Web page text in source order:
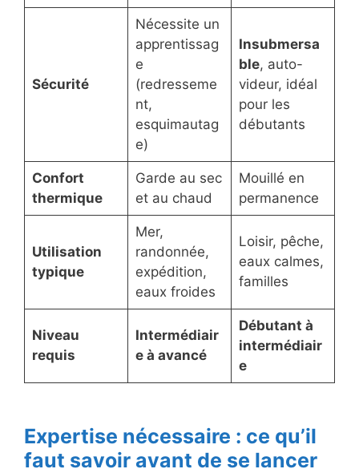
Sécurité
Nécessite un
apprentissag
e
(redresseme
nt,
esquimautag
e)
Insubmersa
ble, auto-
videur, idéal
pour les
débutants
Confort
thermique
Garde au sec
et au chaud
Mouillé en
permanence
Utilisation
typique
Mer,
randonnée,
expédition,
eaux froides
Loisir, pêche,
eaux calmes,
familles
Niveau
requis
Intermédiair
e à avancé
Débutant à
intermédiair
e
Expertise nécessaire : ce qu’il
faut savoir avant de se lancer